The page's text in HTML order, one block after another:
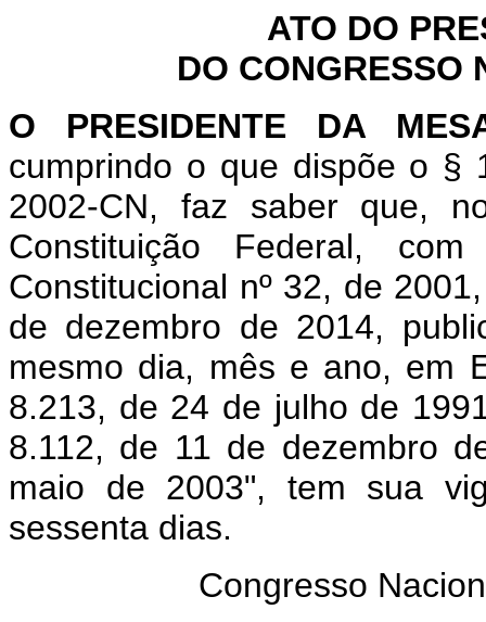
ATO DO
DO CONGRESSO
O PRESIDENTE DA
cumprindo o que dispõe o §
2002-CN, faz saber que,
Constituição Federal,
Constitucional nº 32, de
de dezembro de 2014,
mesmo dia, mês e ano, em
8.213, de 24 de julho de
8.112, de 11 de dezembro
maio de 2003", tem sua
sessenta dias.
Congresso